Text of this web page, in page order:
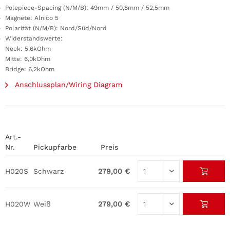
Art.-
Nr.
Pickupfarbe Preis
H020S Schwarz 279,00 €
H020W Weiß 279,00 €
Polepiece-Spacing (N/M/B): 49mm / 50,8mm / 52,5mm
Magnete: Alnico 5
Polarität (N/M/B): Nord/Süd/Nord
Widerstandswerte:
Neck: 5,6kOhm
Mitte: 6,0kOhm
Bridge: 6,2kOhm
Anschlussplan/Wiring Diagram